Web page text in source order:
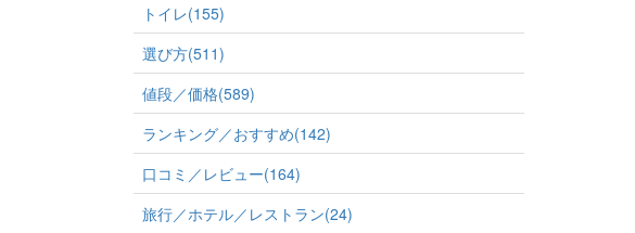
トイレ(155)
選び方(511)
値段／価格(589)
ランキング／おすすめ(142)
口コミ／レビュー(164)
旅行／ホテル／レストラン(24)